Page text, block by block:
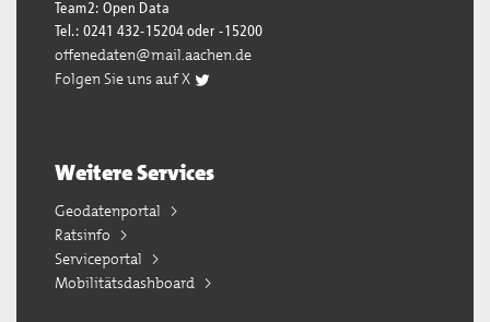
Team2: Open Data
Tel.: 0241 432-15204 oder -15200
offenedaten@mail.aachen.de
Folgen Sie uns auf X
Weitere Services
Geodatenportal
Ratsinfo
Serviceportal
Mobilitätsdashboard